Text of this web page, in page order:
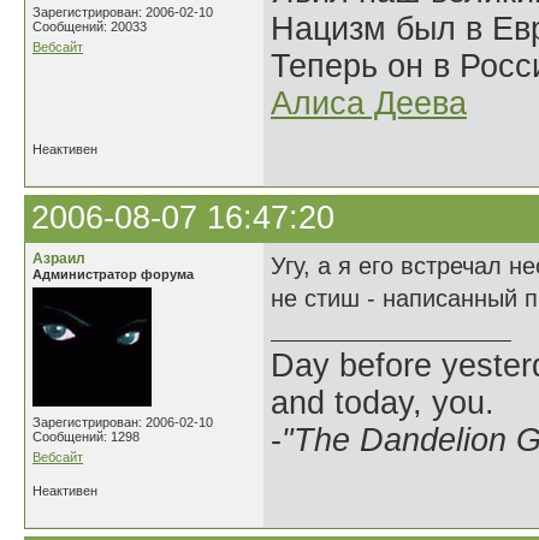
Зарегистрирован: 2006-02-10
Сообщений: 20033
Вебсайт
Нацизм был в
Теперь он в
Алиса Деева
Неактивен
2006-08-07 16:47:20
Азраил
Администратор форума
Зарегистрирован: 2006-02-10
Сообщений: 1298
Вебсайт
Угу, а я его встречал
не стиш - написанный
Day before
and today, you.
-"The Dandelion
Неактивен